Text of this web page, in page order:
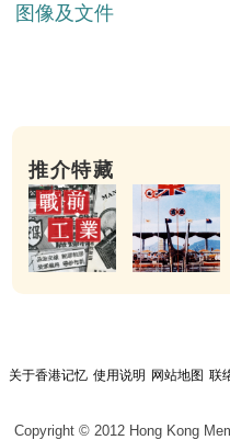
图像及文件
推介特藏
关于香港记忆 使用说明 网站地图 联
Copyright © 2012 Hong Kong